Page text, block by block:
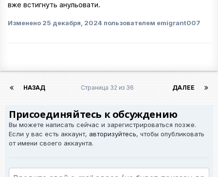
вже встигнуть анульовати.
Изменено 25 декабря, 2024 пользователем emigrant007
НАЗАД ДАЛЕЕ
Страница 32 из 36
Присоединяйтесь к обсуждению
Вы можете написать сейчас и зарегистрироваться позже.
Если у вас есть аккаунт, авторизуйтесь, чтобы опубликовать
от имени своего аккаунта.